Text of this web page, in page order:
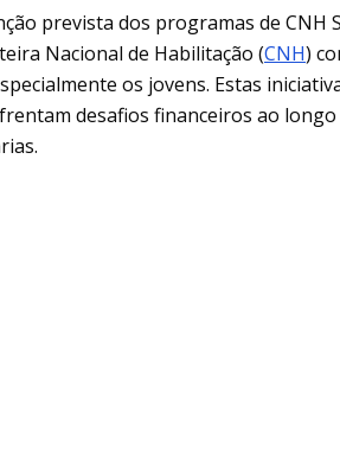
prevista dos programas de CNH
Nacional de Habilitação (CNH)
os jovens. Estas
desafios financeiros ao